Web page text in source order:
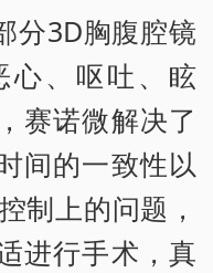
分3D胸腹腔镜
心、呕吐、眩
赛诺微解决了
间的一致性以
制上的问题，
进行手术，真